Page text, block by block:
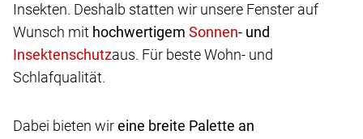
Insekten. Deshalb statten wir unsere Fenster auf
Wunsch mit hochwertigem
- und
aus. Für beste Wohn- und
Schlafqualität.
Dabei bieten wireine breite Palette an